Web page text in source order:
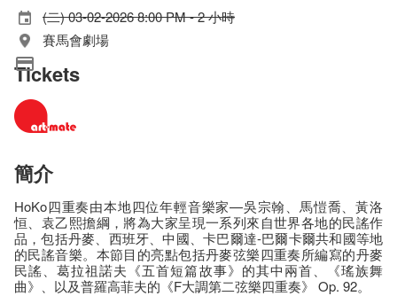
(二) 03-02-2026 8:00 PM - 2 小時
賽馬會劇場
Tickets
簡介
HoKo四重奏由本地四位年輕音樂家—吳宗翰、馬愷喬、黃洛
恒、袁乙熙擔綱，將為大家呈現一系列來自世界各地的民謠作
品，包括丹麥、西班牙、中國、卡巴爾達-巴爾卡爾共和國等地
的民謠音樂。本節目的亮點包括丹麥弦樂四重奏所編寫的丹麥
民謠、葛拉祖諾夫《五首短篇故事》的其中兩首、《瑤族舞
曲》、以及普羅高菲夫的《F大調第二弦樂四重奏》 Op. 92。